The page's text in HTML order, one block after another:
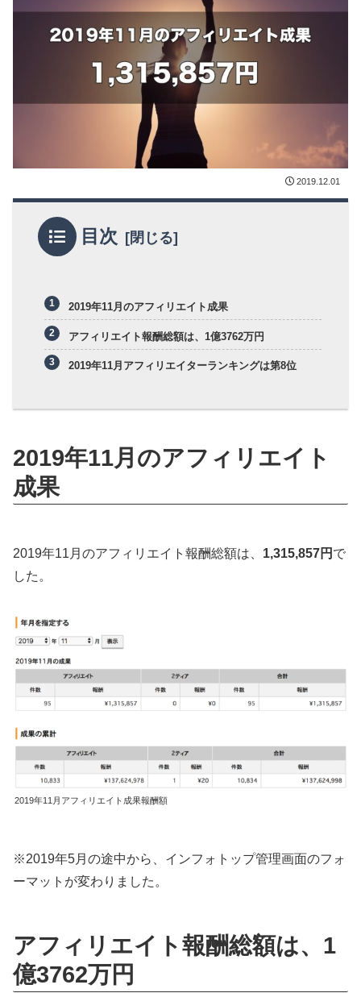
2019.12.01
目次
2019年11月のアフィリエイト成果
アフィリエイト報酬総額は、1億3762万円
2019年11月アフィリエイターランキングは第8位
2019年11月のアフィリエイト
成果
2019年11月のアフィリエイト報酬総額は、 1,315,857円 で
した。
2019年11月アフィリエイト成果報酬額
※2019年5月の途中から、インフォトップ管理画面のフォ
ーマットが変わりました。
アフィリエイト報酬総額は、1
億3762万円